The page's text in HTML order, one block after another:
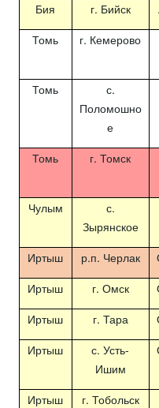
Бия
г. Бийск
Томь
г. Кемерово
Томь
с.
Поломошно
е
Томь
г. Томск
Чулым
с.
Зырянское
Иртыш
р.п. Черлак
Иртыш
г. Омск
Иртыш
г. Тара
Иртыш
с. Усть-
Ишим
Иртыш г. Тобольск